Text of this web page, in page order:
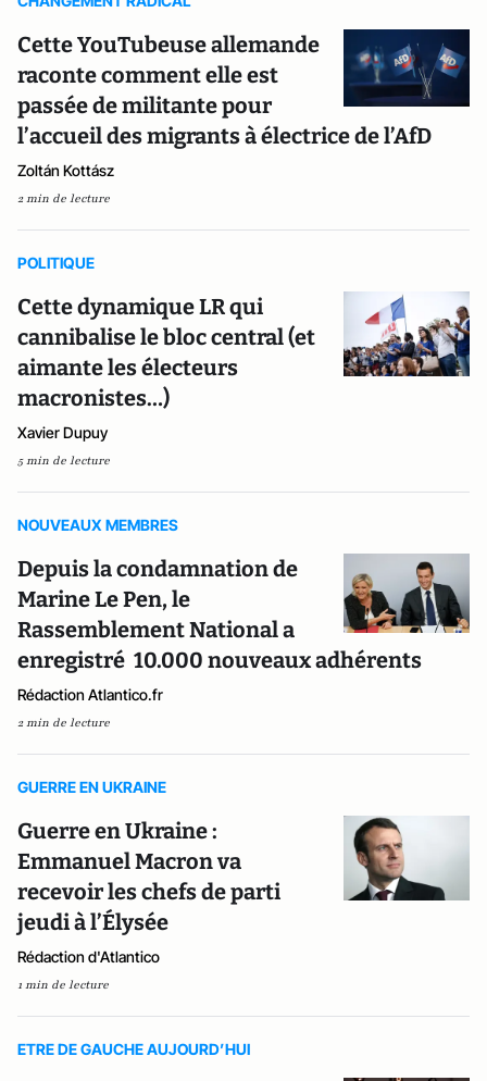
Cette YouTubeuse allemande
raconte comment elle est
passée de militante pour
l’accueil des migrants à électrice de l’AfD
Zoltán Kottász
2 min de lecture
POLITIQUE
Cette dynamique LR qui
cannibalise le bloc central (et
aimante les électeurs
macronistes…)
Xavier Dupuy
5 min de lecture
NOUVEAUX MEMBRES
Depuis la condamnation de
Marine Le Pen, le
Rassemblement National a
enregistré 10.000 nouveaux adhérents
Rédaction Atlantico.fr
2 min de lecture
GUERRE EN UKRAINE
Guerre en Ukraine :
Emmanuel Macron va
recevoir les chefs de parti
jeudi à l’Élysée
Rédaction d'Atlantico
1 min de lecture
ETRE DE GAUCHE AUJOURD’HUI